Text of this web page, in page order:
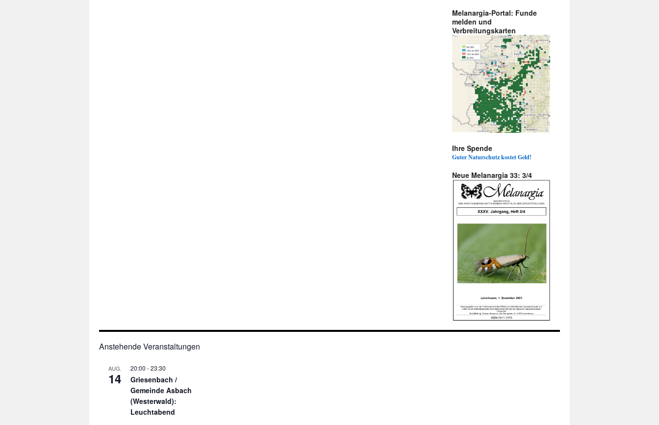
Melanargia-Portal: Funde
melden und
Verbreitungskarten
Ihre Spende
Guter Naturschutz kostet Geld!
Neue Melanargia 33: 3/4
Anstehende Veranstaltungen
AUG.
14
20:00 -23:30
Griesenbach /
Gemeinde Asbach
(Westerwald):
Leuchtabend